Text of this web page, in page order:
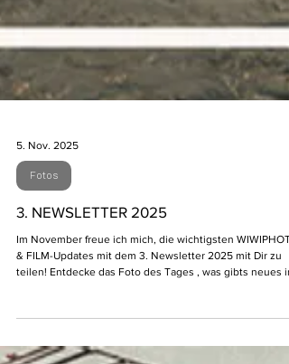
5. Nov. 2025
3. NEWSLETTER 2025
Im November freue ich mich, die wichtigsten
& FILM-Updates mit dem 3. Newsletter 2025 mit Dir zu
fast alle meine Kameras und Drohnen im Einsatz
Was gibts Neues bei meinen Zeitrafferkameras und lese